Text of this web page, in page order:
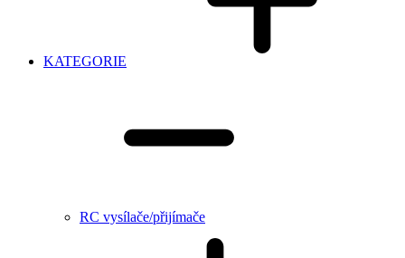
KATEGORIE
RC vysílače/přijímače